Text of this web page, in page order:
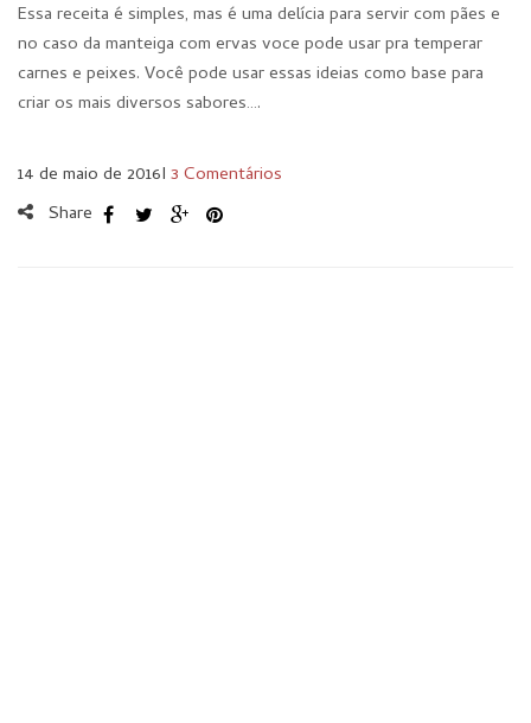
Essa receita é simples, mas é uma delícia para servir com pães e
no caso da manteiga com ervas voce pode usar pra temperar
carnes e peixes. Você pode usar essas ideias como base para
criar os mais diversos sabores….
14 de maio de 2016I 3 Comentários
Share